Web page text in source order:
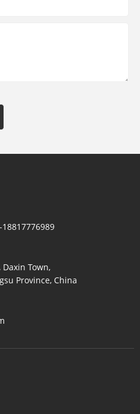
18817776989
Daxin Town,
Province, China